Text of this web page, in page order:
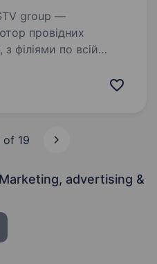
провідних
з філіями по всій
Jacobs, Lor,
of 19
advertising &